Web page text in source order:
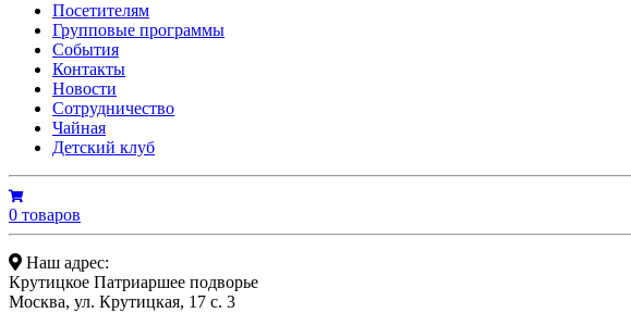
Посетителям
Групповые программы
События
Контакты
Новости
Сотрудничество
Чайная
Детский клуб
0 товаров
Наш адрес:
Крутицкое Патриаршее подворье
Москва, ул. Крутицкая, 17 с. 3